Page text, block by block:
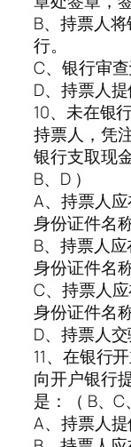
B、持票人
行。
C、银行审查
D、持票人提
10、未在银
持票人，凭
银行支取现
B、D ）
A、持票人
身份证件名
B、持票人
身份证件名
C、持票人
身份证件名
D、持票人
11、在银行
向开户银行
是：（ B、C
A、持票人提